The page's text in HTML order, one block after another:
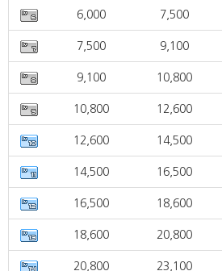
6,000 7,500
7,500 9,100
9,100 10,800
10,800 12,600
12,600 14,500
14,500 16,500
16,500 18,600
18,600 20,800
20,800 23,100